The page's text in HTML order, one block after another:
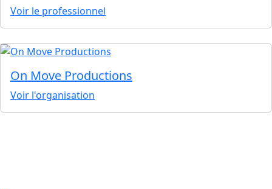
Voir le professionnel
On Move Productions
Voir l'organisation